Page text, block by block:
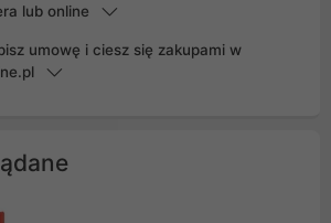
lub online
umowę i ciesz się zakupami w